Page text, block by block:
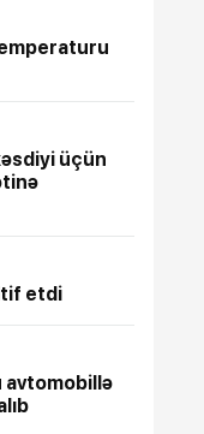
üçün
etdi
avtomobillə